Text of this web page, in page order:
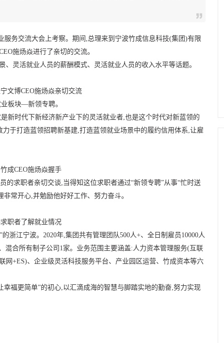
服务交流大会上考察。期间,总理来到宁波竹成信息科技(集团)有限
施炀焱进行了亲切的交流。
灵活就业人员的薪酬模式、灵活就业人员的收入水平等话题。
文博CEO施炀焱亲切交流
板块—新领专聘。
新时代下新经济新产业下的灵活就业者,也是这个时代对新蓝领的
于打造蓝领招聘新基建,打造蓝领就业场景中的履约信用体系,让雇
成CEO施炀焱握手
的求职者亲切交谈,当得知这位求职者通过“新领专聘”从事“忙时送
常开心,并勉励他好好工作、努力奋斗。
职者了解就业情况
浙江宁波。2020年,集团共有管理团队500人+、全日制雇员10000人
混合所有制子公司1家。业务范围主要涵盖:人力资本管理服务(互联
网+ES)、企业级灵活科技服务平台、产业园区运营、竹成资本等六
福更简单”的初心,以汇滴成海的智慧与脚踏实地的勤奋,努力实现